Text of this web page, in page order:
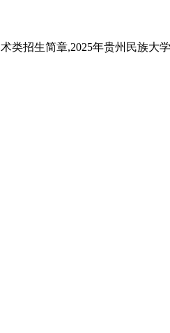
招生简章,2025年贵州民族大